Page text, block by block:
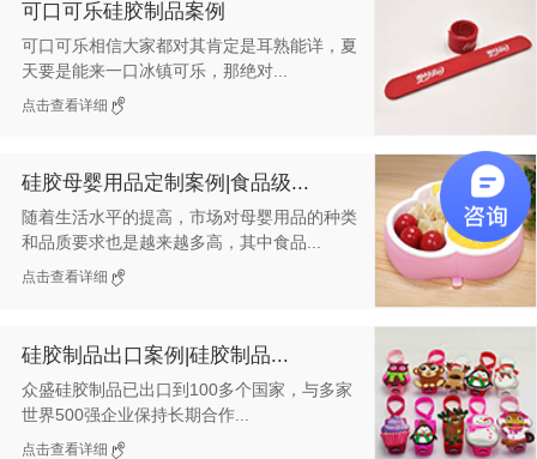
可口可乐硅胶制品案例
可口可乐相信大家都对其肯定是耳熟能详，夏
天要是能来一口冰镇可乐，那绝对...
点击查看详细
硅胶母婴用品定制案例|食品级...
随着生活水平的提高，市场对母婴用品的种类
和品质要求也是越来越多高，其中食品...
点击查看详细
硅胶制品出口案例|硅胶制品...
众盛硅胶制品已出口到100多个国家，与多家
世界500强企业保持长期合作...
点击查看详细